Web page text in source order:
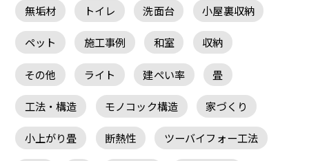
無垢材 トイレ 洗面台 小屋裏収納
ペット 施工事例 和室 収納
その他 ライト 建ぺい率 畳
工法・構造 モノコック構造 家づくり
小上がり畳 断熱性 ツーバイフォー工法